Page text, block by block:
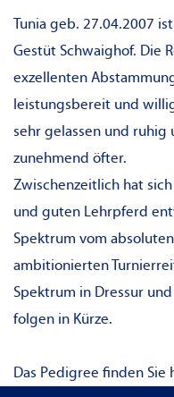
Tunia geb. 27.04.2007
Gestüt Schwaighof. Die
exzellenten
leistungsbereit und
sehr gelassen und
zunehmend öfter.
Zwischenzeitlich hat
und guten Lehrpferd
Spektrum vom
ambitionierten
Spektrum in Dressur
folgen in Kürze.
Das Pedigree finden Sie